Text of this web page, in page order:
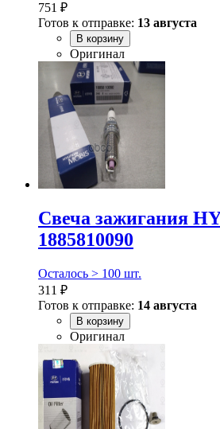
751 ₽
Готов к отправке: 13 августа
В корзину
Оригинал
Свеча зажигания
1885810090
Осталось > 100 шт.
311 ₽
Готов к отправке: 14 августа
В корзину
Оригинал